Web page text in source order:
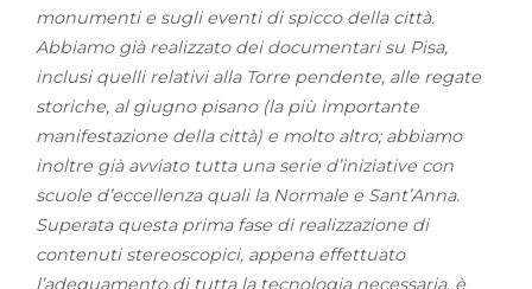
monumenti e sugli eventi di spicco della città.
Abbiamo già realizzato dei documentari su Pisa,
inclusi quelli relativi alla Torre pendente, alle regate
storiche, al giugno pisano (la più importante
manifestazione della città) e molto altro; abbiamo
inoltre già avviato tutta una serie d’iniziative con
scuole d’eccellenza quali la Normale e Sant’Anna.
Superata questa prima fase di realizzazione di
contenuti stereoscopici, appena effettuato
l’adeguamento di tutta la tecnologia necessaria, è